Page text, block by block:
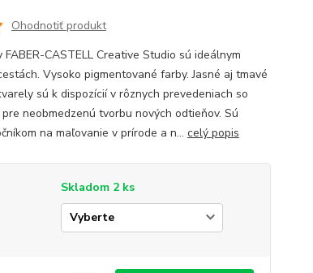
Ohodnotiť produkt
CASTELL Creative Studio sú ideálnym
Vysoko pigmentované farby. Jasné aj tmavé
sú k dispozícií v rôznych prevedeniach so
neobmedzenú tvorbu nových odtieňov. Sú
na maľovanie v prírode a n... celý popis
Skladom 2 ks